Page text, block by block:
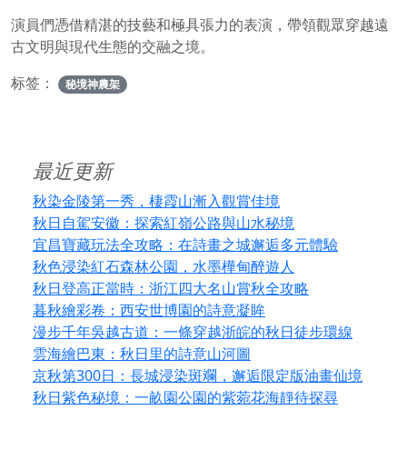
演員們憑借精湛的技藝和極具張力的表演，帶領觀眾穿越遠
古文明與現代生態的交融之境。
标签：
秘境神農架
最近更新
秋染金陵第一秀，棲霞山漸入觀賞佳境
秋日自駕安徽：探索紅嶺公路與山水秘境
宜昌寶藏玩法全攻略：在詩畫之城邂逅多元體驗
秋色浸染紅石森林公園，水墨樺甸醉遊人
秋日登高正當時：浙江四大名山賞秋全攻略
暮秋繪彩卷：西安世博園的詩意凝眸
漫步千年吳越古道：一條穿越浙皖的秋日徒步環線
雲海繪巴東：秋日里的詩意山河圖
京秋第300日：長城浸染斑斕，邂逅限定版油畫仙境
秋日紫色秘境：一畝園公園的紫菀花海靜待探尋